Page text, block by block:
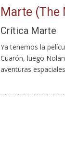
Marte (The
Crítica Marte
Ya tenemos la
Cuarón, luego
aventuras